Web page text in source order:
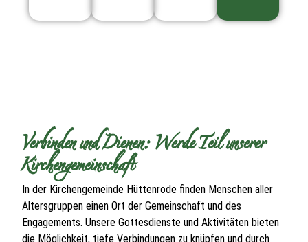
Verbinden und Dienen: Werde Teil unserer
Kirchengemeinschaft
In der Kirchengemeinde Hüttenrode finden Menschen aller
Altersgruppen einen Ort der Gemeinschaft und des
Engagements. Unsere Gottesdienste und Aktivitäten bieten
die Möglichkeit, tiefe Verbindungen zu knüpfen und durch